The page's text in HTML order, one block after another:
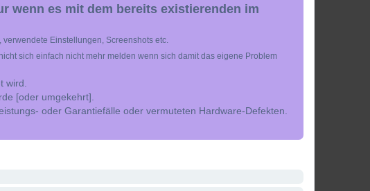
wenn es mit dem bereits existierenden im
Einstellungen, Screenshots etc.
sich einfach nicht mehr melden wenn sich damit das eigene Problem
wird.
[oder umgekehrt].
oder Garantiefälle oder vermuteten Hardware-Defekten.